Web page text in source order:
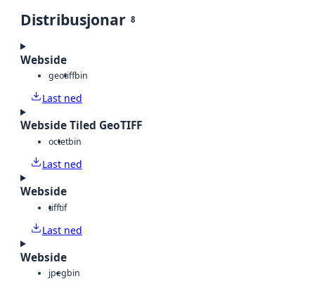
Distribusjonar 8
Webside
geotiffbin
Last ned
Webside Tiled GeoTIFF
octetbin
Last ned
Webside
tifftif
Last ned
Webside
jpegbin